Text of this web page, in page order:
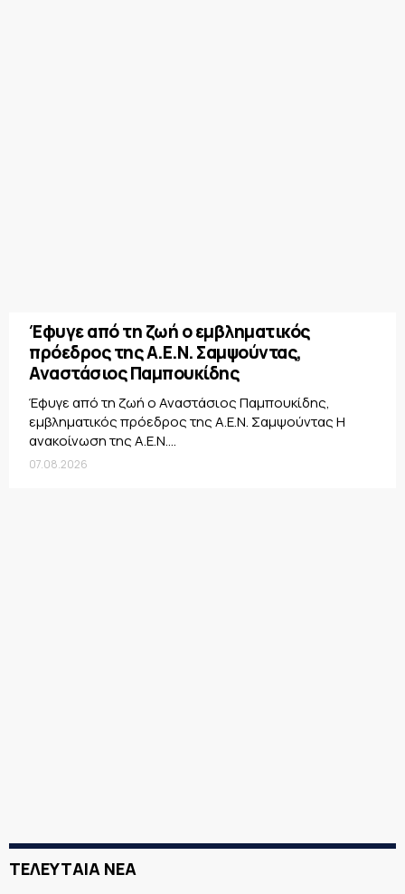
Έφυγε από τη ζωή ο εμβληματικός
πρόεδρος της Α.Ε.Ν. Σαμψούντας,
Αναστάσιος Παμπουκίδης
Έφυγε από τη ζωή ο Αναστάσιος Παμπουκίδης,
εμβληματικός πρόεδρος της Α.Ε.Ν. Σαμψούντας Η
ανακοίνωση της Α.Ε.Ν....
07.08.2026
ΤΕΛΕΥΤΑΙΑ ΝΕΑ